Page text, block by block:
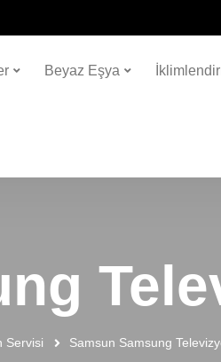
Beyaz Eşya
Servisi Samsun Samsung